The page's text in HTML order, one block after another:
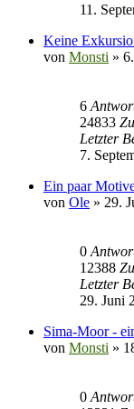
11.
Keine
von Monsti »
6
24833
Letzter
7.
Ein paar
von Ole » 29.
0
12388
Letzter
29. Juni
Sima-Moor -
von Monsti »
0